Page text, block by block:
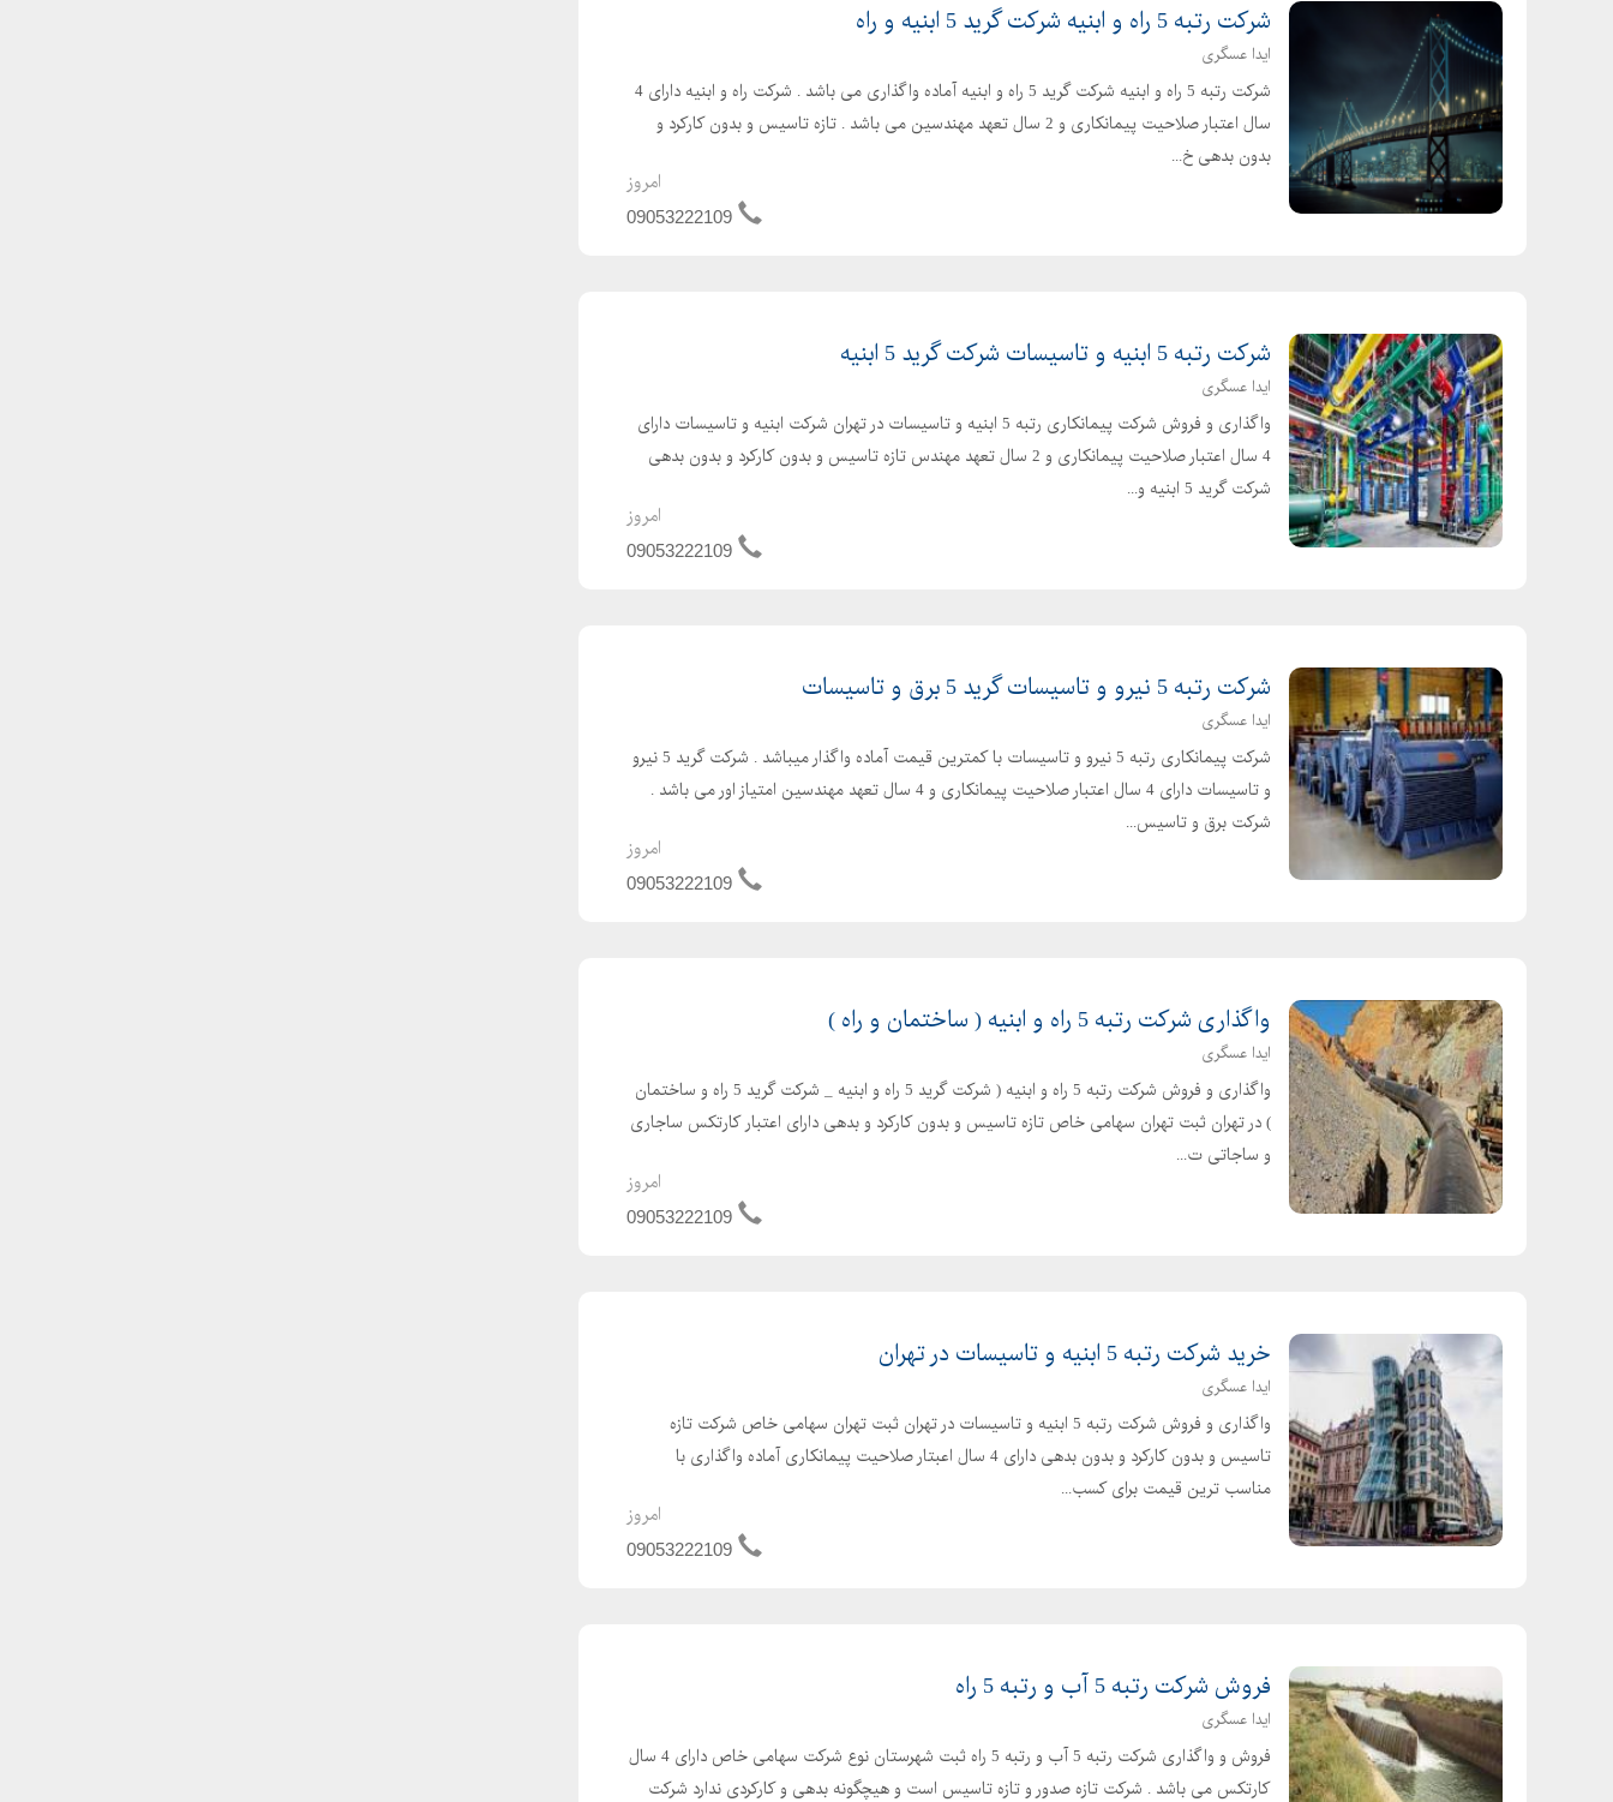
شرکت رتبه 5 راه و ابنیه شرکت گرید 5 ابنیه و راه
ایدا عسگری
شرکت رتبه 5 راه و ابنیه شرکت گرید 5 راه و ابنیه آماده واگذاری می باشد . شرکت راه و ابنیه دارای 4
سال اعتبار صلاحیت پیمانکاری و 2 سال تعهد مهندسین می باشد . تازه تاسیس و بدون کارکرد و
بدون بدهی خ...
امروز
09053222109
شرکت رتبه 5 ابنیه و تاسیسات شرکت گرید 5 ابنیه
ایدا عسگری
واگذاری و فروش شرکت پیمانکاری رتبه 5 ابنیه و تاسیسات در تهران شرکت ابنیه و تاسیسات دارای
4 سال اعتبار صلاحیت پیمانکاری و 2 سال تعهد مهندس تازه تاسیس و بدون کارکرد و بدون بدهی
شرکت گرید 5 ابنیه و...
امروز
09053222109
شرکت رتبه 5 نیرو و تاسیسات گرید 5 برق و تاسیسات
ایدا عسگری
شرکت پیمانکاری رتبه 5 نیرو و تاسیسات با کمترین قیمت آماده واگذار میباشد . شرکت گرید 5 نیرو
و تاسیسات دارای 4 سال اعتبار صلاحیت پیمانکاری و 4 سال تعهد مهندسین امتیاز اور می باشد .
شرکت برق و تاسیس...
امروز
09053222109
واگذاری شرکت رتبه 5 راه و ابنیه ( ساختمان و راه )
ایدا عسگری
واگذاری و فروش شرکت رتبه 5 راه و ابنیه ( شرکت گرید 5 راه و ابنیه _ شرکت گرید 5 راه و ساختمان
) در تهران ثبت تهران سهامی خاص تازه تاسیس و بدون کارکرد و بدهی دارای اعتبار کارتکس ساجاری
و ساجاتی ت...
امروز
09053222109
خرید شرکت رتبه 5 ابنیه و تاسیسات در تهران
ایدا عسگری
واگذاری و فروش شرکت رتبه 5 ابنیه و تاسیسات در تهران ثبت تهران سهامی خاص شرکت تازه
تاسیس و بدون کارکرد و بدون بدهی دارای 4 سال اعبتار صلاحیت پیمانکاری آماده واگذاری با
مناسب ترین قیمت برای کسب...
امروز
09053222109
فروش شرکت رتبه 5 آب و رتبه 5 راه
ایدا عسگری
فروش و واگذاری شرکت رتبه 5 آب و رتبه 5 راه ثبت شهرستان نوع شرکت سهامی خاص دارای 4 سال
کارتکس می باشد . شرکت تازه صدور و تازه تاسیس است و هیچگونه بدهی و کارکردی ندارد شرکت